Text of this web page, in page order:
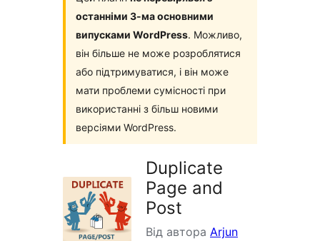
останніми 3-ма основними
випусками WordPress. Можливо,
він більше не може розроблятися
або підтримуватися, і він може
мати проблеми сумісності при
використанні з більш новими
версіями WordPress.
Duplicate
Page and
Post
Від автора Arjun